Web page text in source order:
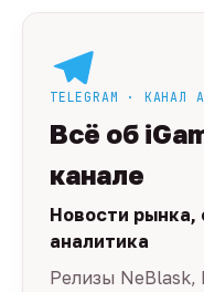
TELEGRAM · КАНАЛ
Всё об
канале
Новости рынка,
аналитика
Релизы NeBlask,